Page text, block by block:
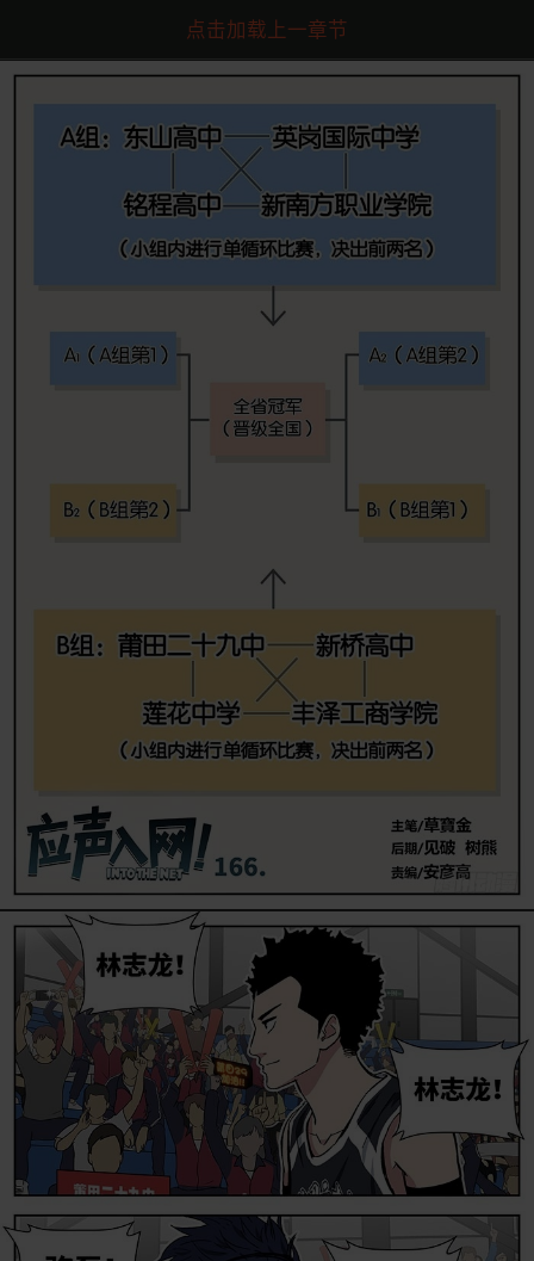
点击加载上一章节